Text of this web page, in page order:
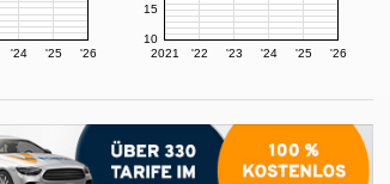
'24 '25 '26 2021 '22 '23 '24 '25 '26
10
15